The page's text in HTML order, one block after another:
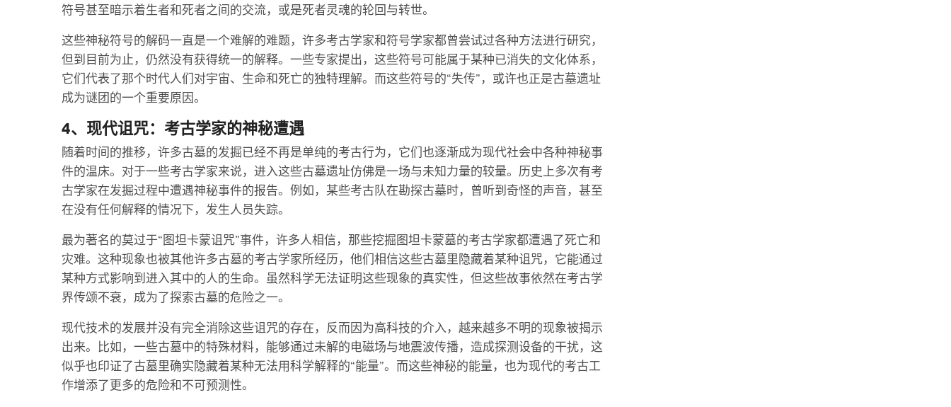
符号甚至暗示着生者和死者之间的交流，或是死者灵魂的轮回与转世。
这些神秘符号的解码一直是一个难解的难题，许多考古学家和符号学家都曾尝试过各种方法进行研究，
但到目前为止，仍然没有获得统一的解释。一些专家提出，这些符号可能属于某种已消失的文化体系，
它们代表了那个时代人们对宇宙、生命和死亡的独特理解。而这些符号的“失传”，或许也正是古墓遗址
成为谜团的一个重要原因。
4、现代诅咒：考古学家的神秘遭遇
随着时间的推移，许多古墓的发掘已经不再是单纯的考古行为，它们也逐渐成为现代社会中各种神秘事
件的温床。对于一些考古学家来说，进入这些古墓遗址仿佛是一场与未知力量的较量。历史上多次有考
古学家在发掘过程中遭遇神秘事件的报告。例如，某些考古队在勘探古墓时，曾听到奇怪的声音，甚至
在没有任何解释的情况下，发生人员失踪。
最为著名的莫过于“图坦卡蒙诅咒”事件，许多人相信，那些挖掘图坦卡蒙墓的考古学家都遭遇了死亡和
灾难。这种现象也被其他许多古墓的考古学家所经历，他们相信这些古墓里隐藏着某种诅咒，它能通过
某种方式影响到进入其中的人的生命。虽然科学无法证明这些现象的真实性，但这些故事依然在考古学
界传颂不衰，成为了探索古墓的危险之一。
现代技术的发展并没有完全消除这些诅咒的存在，反而因为高科技的介入，越来越多不明的现象被揭示
出来。比如，一些古墓中的特殊材料，能够通过未解的电磁场与地震波传播，造成探测设备的干扰，这
似乎也印证了古墓里确实隐藏着某种无法用科学解释的“能量”。而这些神秘的能量，也为现代的考古工
作增添了更多的危险和不可预测性。